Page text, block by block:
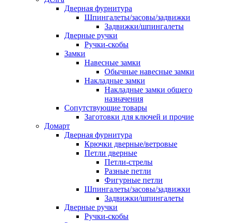
Дверная фурнитура
Шпингалеты/засовы/задвижки
Задвижки/шпингалеты
Дверные ручки
Ручки-скобы
Замки
Навесные замки
Обычные навесные замки
Накладные замки
Накладные замки общего
назначения
Сопутствующие товары
Заготовки для ключей и прочие
Домарт
Дверная фурнитура
Крючки дверные/ветровые
Петли дверные
Петли-стрелы
Разные петли
Фигурные петли
Шпингалеты/засовы/задвижки
Задвижки/шпингалеты
Дверные ручки
Ручки-скобы